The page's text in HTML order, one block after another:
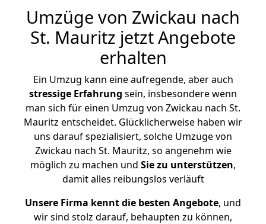
Umzüge von Zwickau nach
St. Mauritz jetzt Angebote
erhalten
Ein Umzug kann eine aufregende, aber auch
stressige Erfahrung sein, insbesondere wenn
man sich für einen Umzug von Zwickau nach St.
Mauritz entscheidet. Glücklicherweise haben wir
uns darauf spezialisiert, solche Umzüge von
Zwickau nach St. Mauritz, so angenehm wie
möglich zu machen und Sie zu unterstützen,
damit alles reibungslos verläuft
Unsere Firma kennt die besten Angebote, und
wir sind stolz darauf, behaupten zu können,